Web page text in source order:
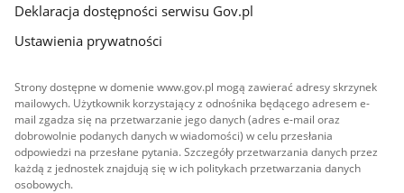
Deklaracja dostępności serwisu Gov.pl
Ustawienia prywatności
Strony dostępne w domenie www.gov.pl mogą zawierać adresy skrzynek
mailowych. Użytkownik korzystający z odnośnika będącego adresem e-
mail zgadza się na przetwarzanie jego danych (adres e-mail oraz
dobrowolnie podanych danych w wiadomości) w celu przesłania
odpowiedzi na przesłane pytania. Szczegóły przetwarzania danych przez
każdą z jednostek znajdują się w ich politykach przetwarzania danych
osobowych.